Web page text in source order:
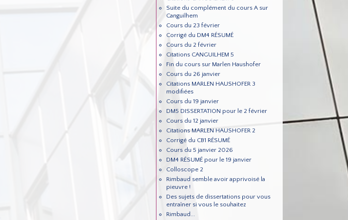
Suite du complément du cours A sur
Canguilhem
Cours du 23 février
Corrigé du DM4 RÉSUMÉ
Cours du 2 février
Citations CANGUILHEM 5
Fin du cours sur Marlen Haushofer
Cours du 26 janvier
Citations MARLEN HAUSHOFER 3
modifiées
Cours du 19 janvier
DM5 DISSERTATION pour le 2 février
Cours du 12 janvier
Citations MARLEN HAUSHOFER 2
Corrigé du CB1 RÉSUMÉ
Cours du 5 janvier 2026
DM4 RÉSUMÉ pour le 19 janvier
Colloscope 2
Rimbaud semble avoir apprivoisé la
pieuvre !
Des sujets de dissertations pour vous
entraîner si vous le souhaitez
Rimbaud...